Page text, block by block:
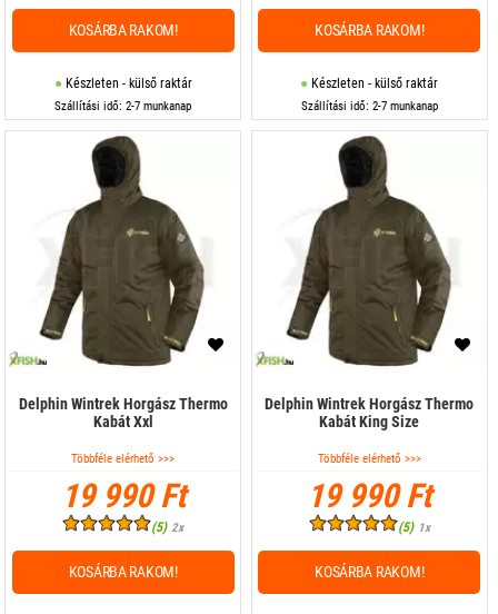
Készleten - külső raktár
Szállítási idő: 2-7 munkanap
KOSÁRBA RAKOM!
Készleten - külső raktár
Szállítási idő: 2-7 munkanap
KOSÁRBA RAKOM!
Delphin Wintrek Horgász Thermo
Kabát Xxl
Többféle elérhető >>>
19 990 Ft
(5) 2x
KOSÁRBA RAKOM!
Delphin Wintrek Horgász Thermo
Kabát King Size
Többféle elérhető >>>
19 990 Ft
(5) 1x
KOSÁRBA RAKOM!